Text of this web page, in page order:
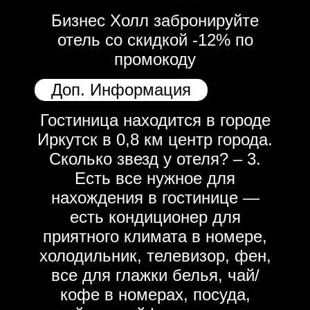
Бизнес Холл забронируйте
отель со скидкой -12% по
промокоду
Доп. Информация
Гостиница находится в городе
Иркутск в 0,8 км центр города.
Сколько звезд у отеля? – 3.
Есть все нужное для
нахождения в гостинице —
есть кондиционер для
приятного климата в номере,
холодильник, телевизор, фен,
все для глажки белья, чай/
кофе в номерах, посуда,